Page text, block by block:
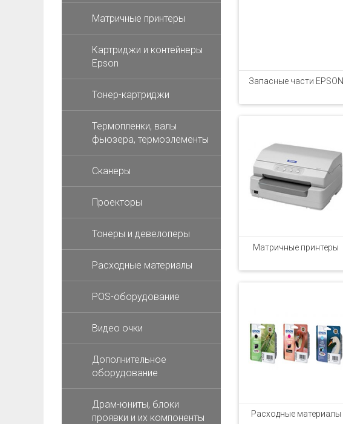
Запасные части EPSON
Матричные принтеры
Расходные материалы
Матричные принтеры
Картриджи и контейнеры
Epson
Тонер-картриджи
Термопленки, валы
фьюзера, термоэлементы
Сканеры
Проекторы
Тонеры и девелоперы
Расходные материалы
POS-оборудование
Видео очки
Дополнительное
оборудование
Драм-юниты, блоки
проявки и их компоненты